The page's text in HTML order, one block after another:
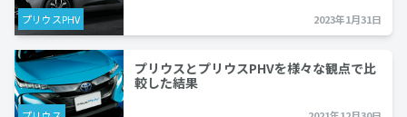
プリウスPHV 2023年1月31日
プリウスとプリウスPHVを様々な観点で比
較した結果